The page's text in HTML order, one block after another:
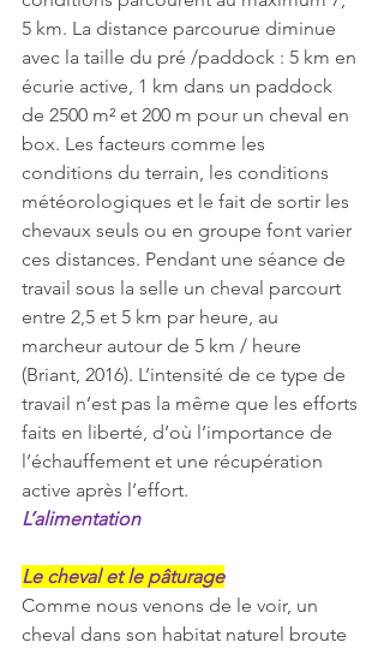
5 km. La distance parcourue diminue
avec la taille du pré /paddock : 5 km en
écurie active, 1 km dans un paddock
de 2500 m² et 200 m pour un cheval en
box. Les facteurs comme les
conditions du terrain, les conditions
météorologiques et le fait de sortir les
chevaux seuls ou en groupe font varier
ces distances. Pendant une séance de
travail sous la selle un cheval parcourt
entre 2,5 et 5 km par heure, au
marcheur autour de 5 km / heure
(Briant, 2016). L’intensité de ce type de
travail n’est pas la même que les efforts
faits en liberté, d’où l’importance de
l’échauffement et une récupération
active après l’effort.
L’alimentation
Le cheval et le pâturage
Comme nous venons de le voir, un
cheval dans son habitat naturel broute